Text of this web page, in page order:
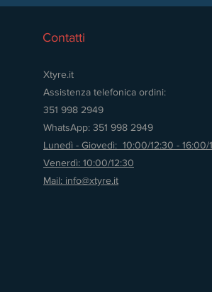
Contatti
Xtyre.it
Assistenza telefonica ordini:
351 998 2949
WhatsApp: 351 998 2949
Lunedì - Giovedì: 10:00/12:30 - 16:00/
Venerdì: 10:00/12:30
Mail: info@xtyre.it